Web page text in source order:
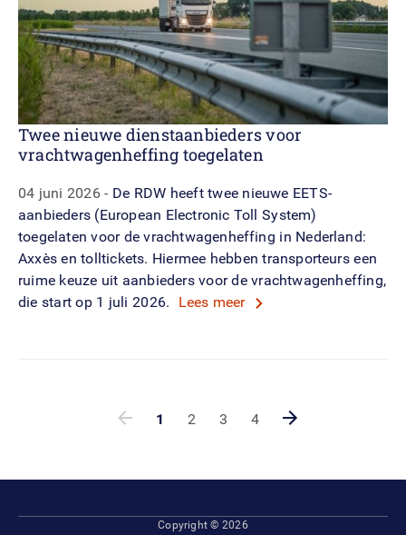
Twee nieuwe dienstaanbieders voor
vrachtwagenheffing toegelaten
04 juni 2026
De RDW heeft twee nieuwe EETS-
aanbieders (European Electronic Toll System)
toegelaten voor de vrachtwagenheffing in Nederland:
Axxès en tolltickets. Hiermee hebben transporteurs een
ruime keuze uit aanbieders voor de vrachtwagenheffing,
die start op 1 juli 2026.
Lees meer
De huidige pagina is pagina nummer
1 Ga naar pagina nummer
2 Ga naar pagina nummer
3 Ga naar pagina
4
Copyright © 2026